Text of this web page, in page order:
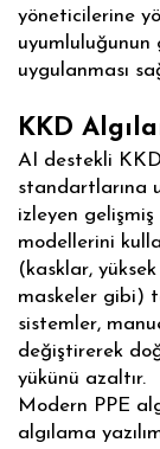
yöneticilerine
uyumluluğunun
uygulanması
KKD
AI destekli
standartlarına
izleyen
modellerini
(kasklar,
maskeler gibi)
sistemler,
değiştirerek
yükünü azaltır.
Modern PPE
algılama